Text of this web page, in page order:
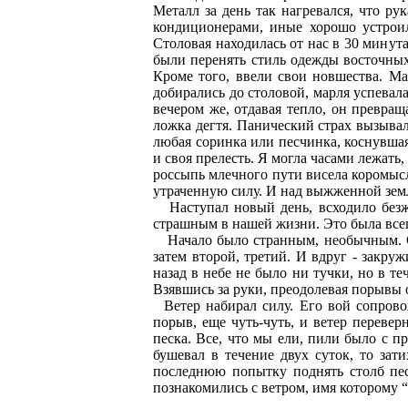
Металл за день так нагревался, что
кондиционерами, иные хорошо
Столовая находилась от нас в 30
были перенять стиль одежды
Кроме того, ввели свои новшества.
добирались до столовой, марля
вечером же, отдавая тепло, он
ложка дегтя. Панический страх
любая соринка или песчинка,
и своя прелесть. Я могла часами
россыпь млечного пути висела
утраченную силу. И над выжженной
Наступал новый день, всходило
страшным в нашей жизни. Это была
Начало было странным, необычным.
затем второй, третий. И вдруг -
назад в небе не было ни тучки, но в
Взявшись за руки, преодолевая
Ветер набирал силу. Его вой
порыв, еще чуть-чуть, и ветер
песка. Все, что мы ели, пили было с
бушевал в течение двух суток, то
последнюю попытку поднять столб
познакомились с ветром, имя которому